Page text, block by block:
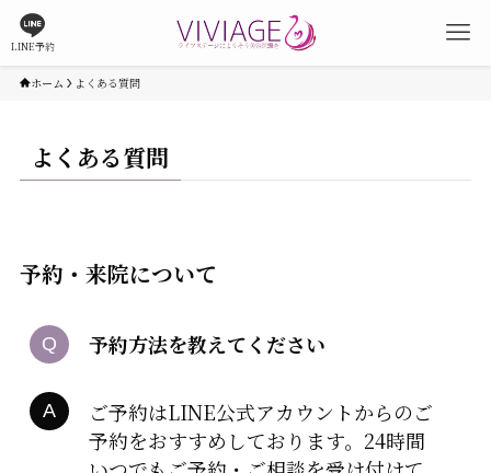
LINE予約
ホーム よくある質問
よくある質問
予約・来院について
予約方法を教えてください
ご予約はLINE公式アカウントからのご
予約をおすすめしております。24時間